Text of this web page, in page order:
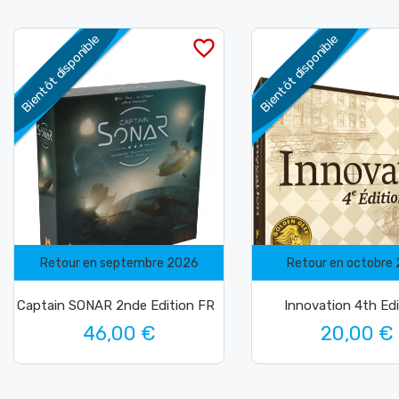
favorite_border
Bientôt disponible
Retour en septembre 2026
Captain SONAR 2nde Edition FR
46,00 €
Bientôt disponible
Retour en octobre
Innovation 4th
20,00 €